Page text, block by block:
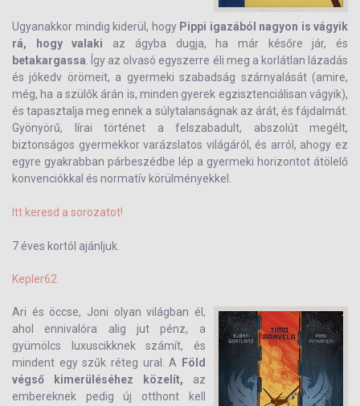
Ugyanakkor mindig kiderül, hogy Pippi igazából nagyon is vágyik
rá, hogy valaki az ágyba dugja, ha már későre jár, és
betakargassa . Így az olvasó egyszerre éli meg a korlátlan lázadás
és jókedv örömeit, a gyermeki szabadság szárnyalását (amire,
még, ha a szülők árán is, minden gyerek egzisztenciálisan vágyik),
és tapasztalja meg ennek a súlytalanságnak az árát, és fájdalmát.
Gyönyörű, lírai történet a felszabadult, abszolút megélt,
biztonságos gyermekkor varázslatos világáról, és arról, ahogy ez
egyre gyakrabban párbeszédbe lép a gyermeki horizontot átölelő
konvenciókkal és normatív körülményekkel.
Itt keresd a sorozatot!
7 éves kortól ajánljuk.
Kepler62
Ari és öccse, Joni olyan világban él,
ahol ennivalóra alig jut pénz, a
gyümölcs luxuscikknek számít, és
mindent egy szűk réteg ural. A
Föld
végső kimerüléséhez közelít, az
embereknek pedig új otthont kell